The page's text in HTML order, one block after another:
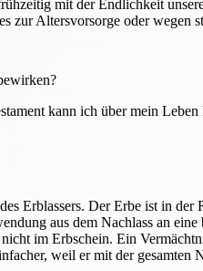
mit der Endlichkeit
zur Altersvorsorge oder
kann ich über mein
Erblassers. Der Erbe ist in
aus dem Nachlass an eine
im Erbschein. Ein
weil er mit der gesamten